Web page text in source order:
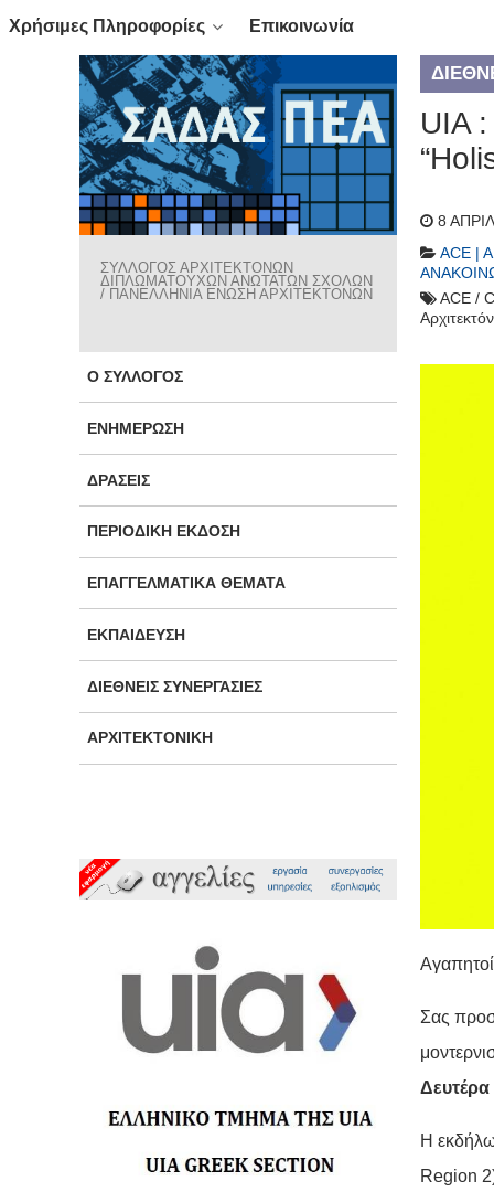
Χρήσιμες Πληροφορίες Επικοινωνία
ΣΥΛΛΟΓΟΣ ΑΡΧΙΤΕΚΤΟΝΩΝ
ΔΙΠΛΩΜΑΤΟΥΧΩΝ ΑΝΩΤΑΤΩΝ ΣΧΟΛΩΝ
/ ΠΑΝΕΛΛΗΝΙΑ ΕΝΩΣΗ ΑΡΧΙΤΕΚΤΟΝΩΝ
Ο ΣΎΛΛΟΓΟΣ
ΕΝΗΜΈΡΩΣΗ
ΔΡΆΣΕΙΣ
ΠΕΡΙΟΔΙΚΉ ΈΚΔΟΣΗ
ΕΠΑΓΓΕΛΜΑΤΙΚΆ ΘΈΜΑΤΑ
ΕΚΠΑΊΔΕΥΣΗ
ΔΙΕΘΝΕΊΣ ΣΥΝΕΡΓΑΣΊΕΣ
ΑΡΧΙΤΕΚΤΟΝΙΚΉ
UIA
8
ACE |
ACE /
Σας
Δευτέρα
Η
Region